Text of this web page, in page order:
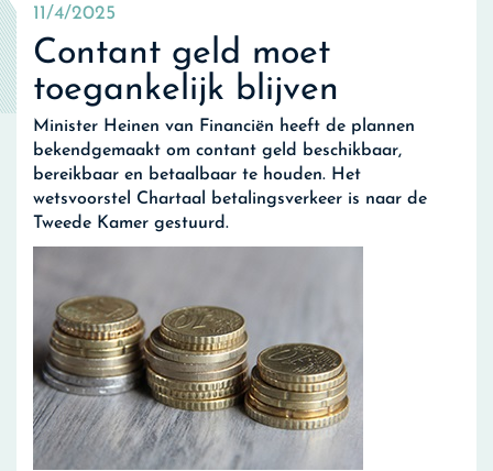
11/4/2025
Contant geld moet
toegankelijk blijven
Minister Heinen van Financiën heeft de plannen
bekendgemaakt om contant geld beschikbaar,
bereikbaar en betaalbaar te houden. Het
wetsvoorstel Chartaal betalingsverkeer is naar de
Tweede Kamer gestuurd.